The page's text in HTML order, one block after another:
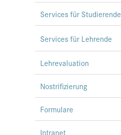
Services für Studierende
Services für Lehrende
Lehrevaluation
Nostrifizierung
Formulare
Intranet